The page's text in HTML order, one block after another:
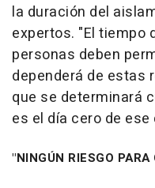
la duración del
expertos. "El tiempo
personas deben
dependerá de estas
que se determinará
es el día cero de
"NINGÚN RIESGO PARA